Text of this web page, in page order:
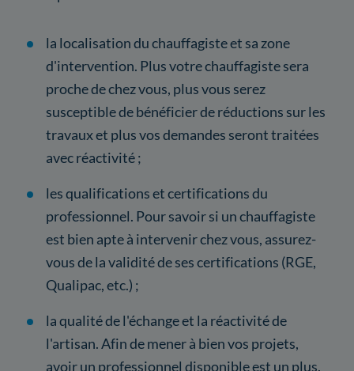
la localisation du chauffagiste et sa zone
d'intervention. Plus votre chauffagiste sera
proche de chez vous, plus vous serez
susceptible de bénéficier de réductions sur les
travaux et plus vos demandes seront traitées
avec réactivité ;
les qualifications et certifications du
professionnel. Pour savoir si un chauffagiste
est bien apte à intervenir chez vous, assurez-
vous de la validité de ses certifications (RGE,
Qualipac, etc.) ;
la qualité de l'échange et la réactivité de
l'artisan. Afin de mener à bien vos projets,
avoir un professionnel disponible est un plus.